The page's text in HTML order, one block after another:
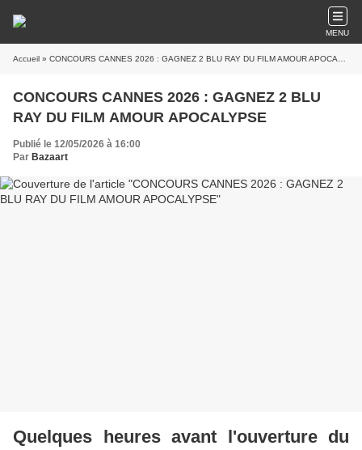
MENU
Accueil » CONCOURS CANNES 2026 : GAGNEZ 2 BLU RAY DU FILM AMOUR APOCALYPSE
CONCOURS CANNES 2026 : GAGNEZ 2 BLU
RAY DU FILM AMOUR APOCALYPSE
Publié le 12/05/2026 à 16:00
Par Bazaart
Quelques heures avant l'ouverture du